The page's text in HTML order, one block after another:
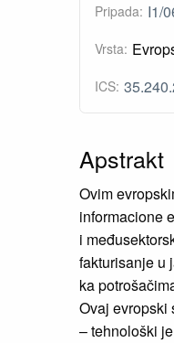
Pripada: I1/
Vrsta:
ICS:
Apstrakt
Ovim
informacione
i
fakturisanje u
ka
Ovaj evropski
– tehnološki